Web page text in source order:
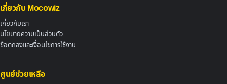
เกี่ยวกับ Mocowiz
เกี่ยวกับเรา
นโยบายความเป็นส่วนตัว
ข้อตกลงและเงื่อนไขการใช้งาน
ศูนย์ช่วยเหลือ